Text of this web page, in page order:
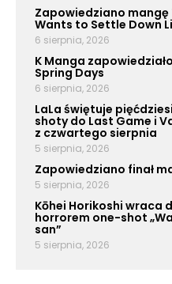
Zapowiedziano mangę
Wants to Settle Down
6 sierpnia, 2026
K Manga
Spring Days
6 sierpnia, 2026
LaLa świętuje
shoty do Last Game i
z czwartego sierpnia
5 sierpnia, 2026
Zapowiedziano finał
5 sierpnia, 2026
Kōhei Horikoshi wraca
horrorem one-shot
san”
5 sierpnia, 2026